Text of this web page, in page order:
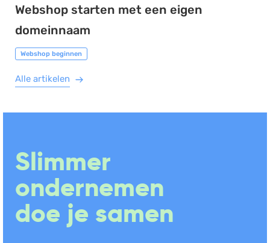
Webshop starten met een eigen
domeinnaam
Webshop beginnen
Alle artikelen
Slimmer
ondernemen
doe je samen